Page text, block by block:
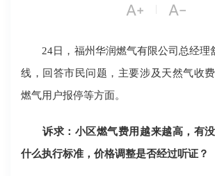
 | 
24日，福州华润燃气有限公司总经理
线，回答市民问题，主要涉及天然气收费
燃气用户报停等方面。
诉求：小区燃气费用越来越高，有
什么执行标准，价格调整是否经过听证？